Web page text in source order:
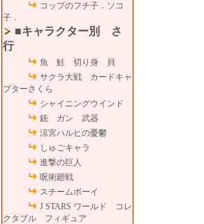
コップのフチ子．ソコ
子．
■キャラクター別 さ
行
魚 鮭 切り身 貝
サクラ大戦 カードキャ
プターさくら
シャイニングウインド
銃 ガン 武器
涼宮ハルヒの憂鬱
しゅごキャラ
進撃の巨人
呪術廻戦
スチームボーイ
J STARS ワールド コレ
クタブル フィギュア